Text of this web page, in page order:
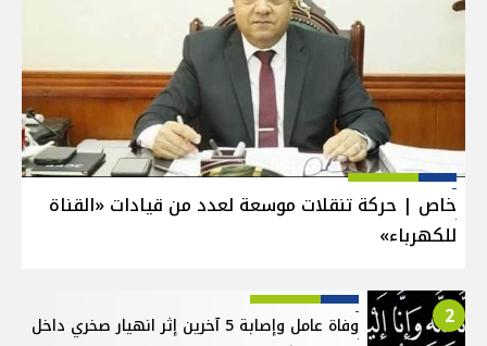
خاص | حركة تنقلات موسعة لعدد من قيادات «القناة
للكهرباء»
2
وفاة عامل وإصابة 5 آخرين إثر انهيار صخري داخل